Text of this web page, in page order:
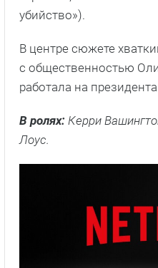
убийство»).
В центре сюжете
с общественностью
работала на
В ролях: Керри
Лоус.